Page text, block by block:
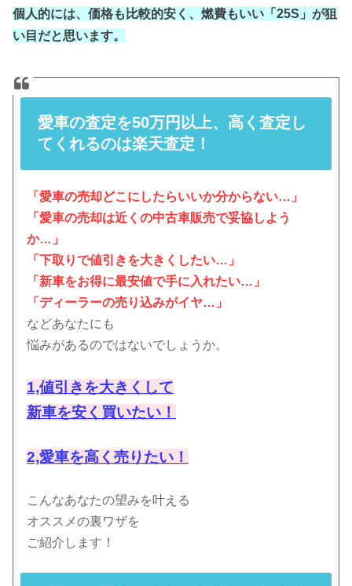
個人的には、価格も比較的安く、燃費もいい「25S」が狙
い目だと思います。
愛車の査定を50万円以上、高く査定し
てくれるのは楽天査定！
「愛車の売却どこにしたらいいか分からない…」
「愛車の売却は近くの中古車販売で妥協しよう
か…」
「下取りで値引きを大きくしたい…」
「新車をお得に最安値で手に入れたい…」
「ディーラーの売り込みがイヤ…」
などあなたにも
悩みがあるのではないでしょうか。
1,値引きを大きくして
新車を安く買いたい！
2,愛車を高く売りたい！
こんなあなたの望みを叶える
オススメの裏ワザを
ご紹介します！